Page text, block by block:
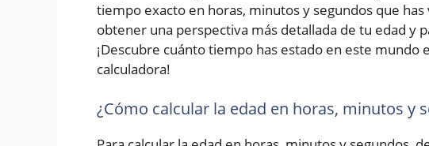
tiempo exacto en horas, minutos y segundos que
obtener una perspectiva más detallada de tu edad y
¡Descubre cuánto tiempo has estado en este mundo
calculadora!
¿Cómo calcular la edad en horas, minutos y